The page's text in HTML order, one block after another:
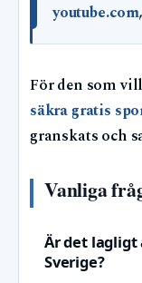
youtube.com,
För den som
säkra gratis
granskats och
Vanliga
Är det lagligt
Sverige?